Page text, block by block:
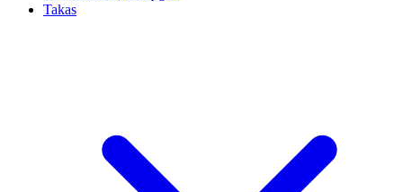
Takas